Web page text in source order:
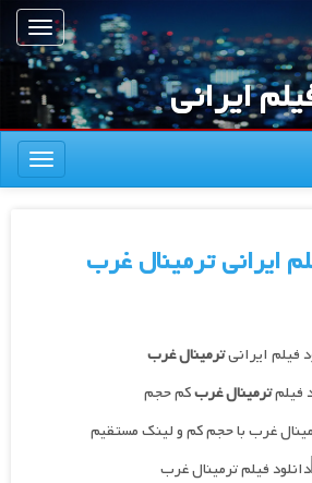
ناوبری
ایرانی
ناوبری
ایرانی ترمینال غرب
فیلم ایرانیترمینال غرب
فیلمترمینال غربکم حجم
غرب با حجم کم و لینک مستقیم